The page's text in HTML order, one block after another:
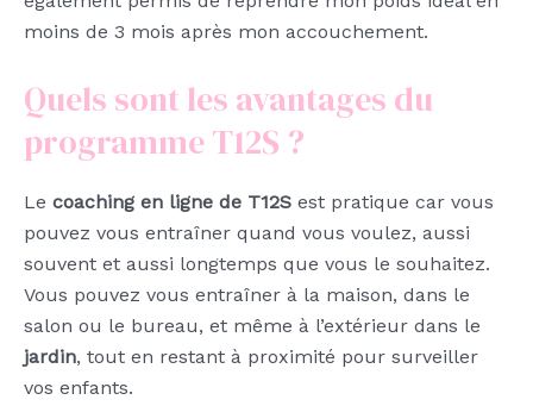
moins de 3 mois après mon accouchement.
Quels sont les avantages du
programme T12S ?
Le coaching en ligne de T12S est pratique car vous
pouvez vous entraîner quand vous voulez, aussi
souvent et aussi longtemps que vous le souhaitez.
Vous pouvez vous entraîner à la maison, dans le
salon ou le bureau, et même à l’extérieur dans le
jardin, tout en restant à proximité pour surveiller
vos enfants.